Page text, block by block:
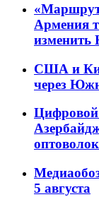
«Маршрут
Армения
США и
через
Цифровой
5 августа